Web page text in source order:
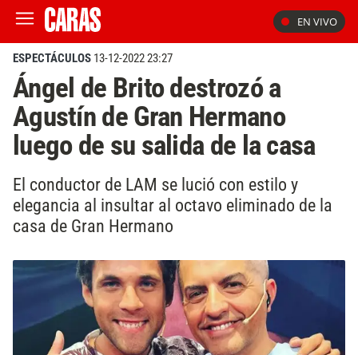
EN VIVO
ESPECTÁCULOS 13-12-2022 23:27
Ángel de Brito destrozó a
Agustín de Gran Hermano
luego de su salida de la casa
El conductor de LAM se lució con estilo y
elegancia al insultar al octavo eliminado de la
casa de Gran Hermano